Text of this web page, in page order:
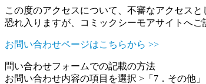
この度のアクセスについて、不審なアクセスと
恐れ入りますが、コミックシーモアサイトへ
お問い合わせページはこちらから >>
問い合わせフォームでの記載の方法
お問い合わせ内容の項目を選択 >「7．その他